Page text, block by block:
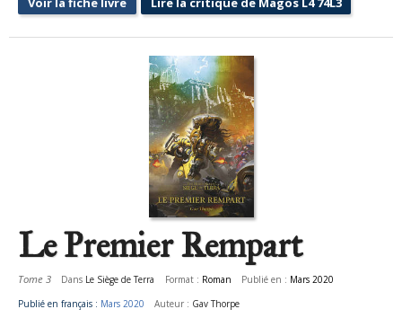
Le Premier Rempart
Tome 3 Dans Le Siège de Terra Format : Roman Publié en : Mars 2020
Publié en français : Mars 2020 Auteur : Gav Thorpe